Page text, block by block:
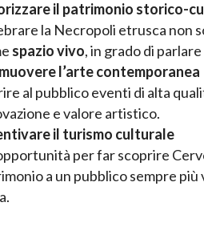
il patrimonio storico-
la Necropoli etrusca non
spazio vivo, in grado di
l’arte contemporanea
al pubblico eventi di alta
e valore artistico.
il turismo culturale
per far scoprire
a un pubblico sempre